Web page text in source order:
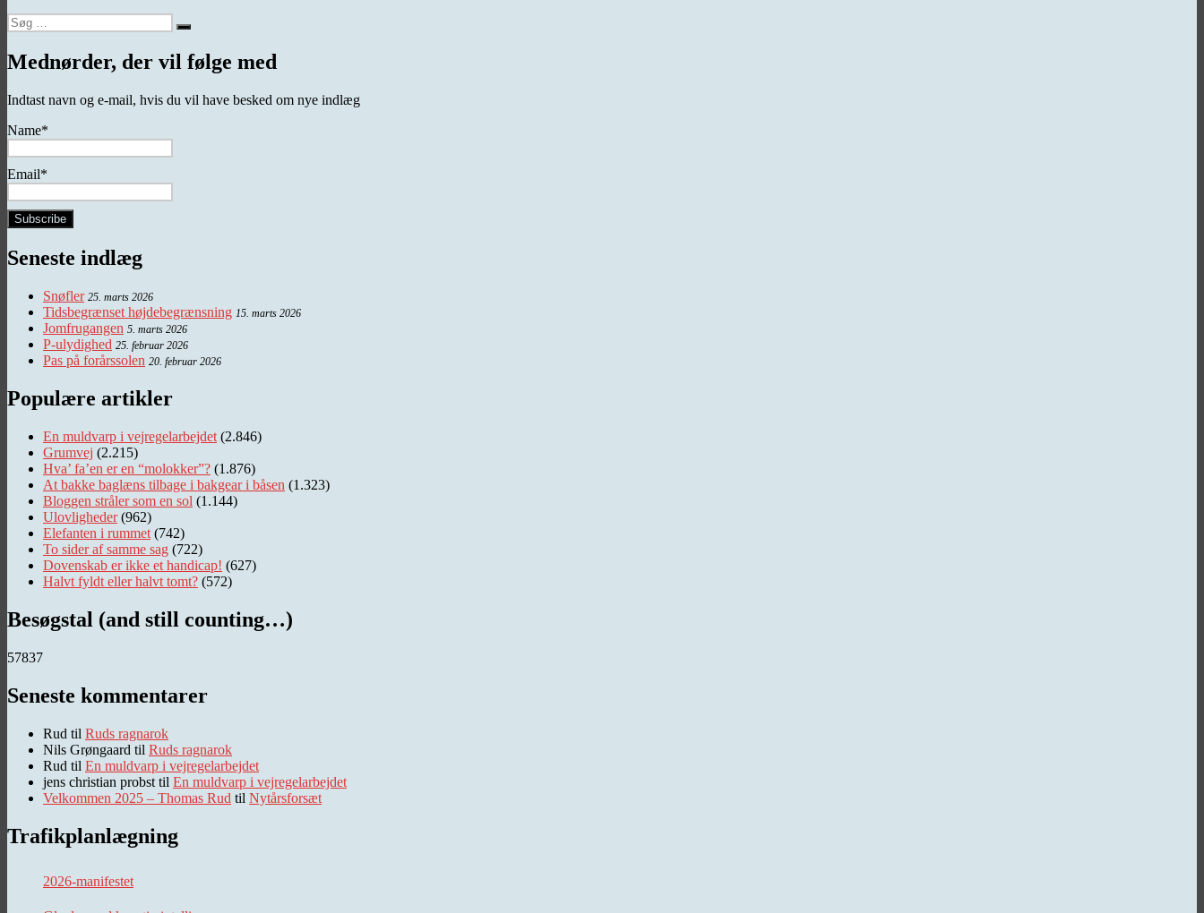
Søg
efter:
Søg
Mednørder, der vil følge med
Indtast navn og e-mail, hvis du vil have besked om nye indlæg
Name*
Email*
Seneste indlæg
Snøfler 25. marts 2026
Tidsbegrænset højdebegrænsning 15. marts 2026
Jomfrugangen 5. marts 2026
P-ulydighed 25. februar 2026
Pas på forårssolen 20. februar 2026
Populære artikler
En muldvarp i vejregelarbejdet (2.846)
Grumvej (2.215)
Hva’ fa’en er en “molokker”? (1.876)
At bakke baglæns tilbage i bakgear i båsen (1.323)
Bloggen stråler som en sol (1.144)
Ulovligheder (962)
Elefanten i rummet (742)
To sider af samme sag (722)
Dovenskab er ikke et handicap! (627)
Halvt fyldt eller halvt tomt? (572)
Besøgstal (and still counting…)
57837
Seneste kommentarer
Rud til Ruds ragnarok
Nils Grøngaard til Ruds ragnarok
Rud til En muldvarp i vejregelarbejdet
jens christian probst til En muldvarp i vejregelarbejdet
Velkommen 2025 – Thomas Rud til Nytårsforsæt
Trafikplanlægning
2026-manifestet